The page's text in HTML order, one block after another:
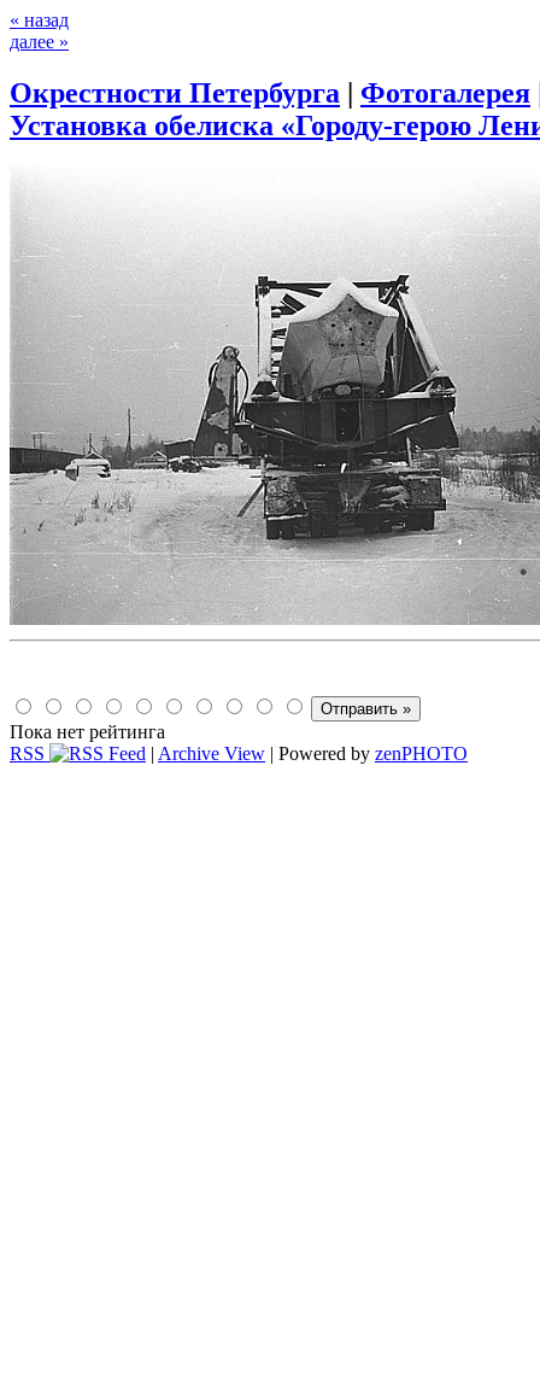
« назад
далее »
Окрестности Петербурга | Фотогалерея
Установка обелиска «Городу-герою
Пока нет рейтинга
RSS
| Archive View | Powered by zenPHOTO